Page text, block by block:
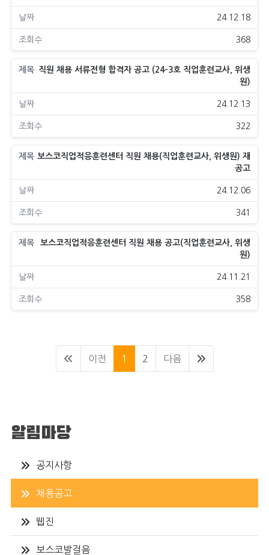
24.12.18
368
직원 채용 서류전형 합격자 공고 (24-3호 직업훈련교사, 위생
원)
24.12.13
322
보스코직업적응훈련센터 직원 채용(직업훈련교사, 위생원) 재
공고
24.12.06
341
보스코직업적응훈련센터 직원 채용 공고(직업훈련교사, 위생
원)
24.11.21
358
이전 1 2 다음
알림마당
공지사항
채용공고
웹진
보스코발걸음